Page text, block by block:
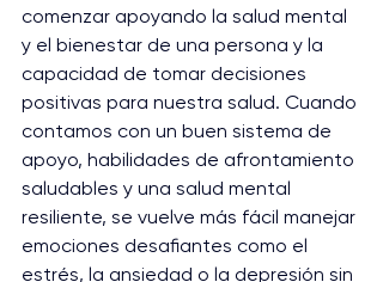
comenzar apoyando la salud mental
y el bienestar de una persona y la
capacidad de tomar decisiones
positivas para nuestra salud. Cuando
contamos con un buen sistema de
apoyo, habilidades de afrontamiento
saludables y una salud mental
resiliente, se vuelve más fácil manejar
emociones desafiantes como el
estrés, la ansiedad o la depresión sin